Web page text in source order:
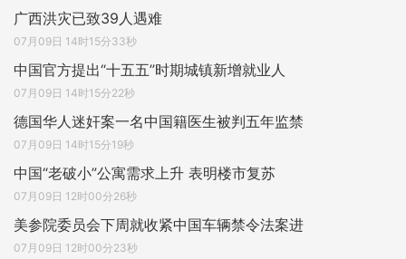
广西洪灾已致39人遇难
07月09日 14时15分33秒
中国官方提出“十五五”时期城镇新增就业人
07月09日 14时15分22秒
德国华人迷奸案一名中国籍医生被判五年监禁
07月09日 14时15分19秒
中国“老破小”公寓需求上升 表明楼市复苏
07月09日 12时00分26秒
美参院委员会下周就收紧中国车辆禁令法案进
07月09日 12时00分23秒